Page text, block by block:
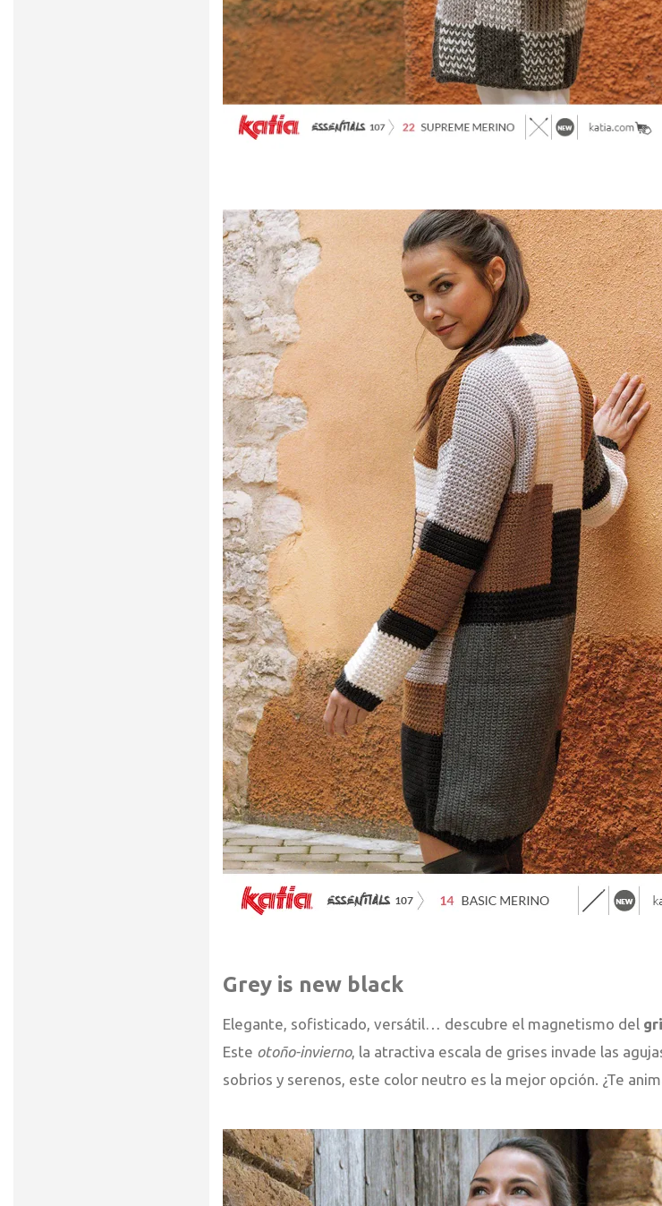
Grey is new black
Elegante, sofisticado, versátil… descubre el magnetismo del
Este otoño-invierno, la atractiva escala de grises invade las
sobrios y serenos, este color neutro es la mejor opción. ¿Te